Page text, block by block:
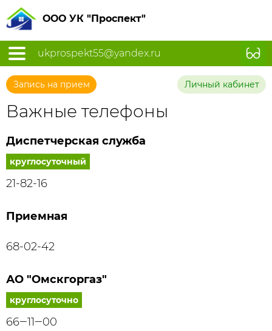
ООО УК "Проспект"
ukprospekt55@yandex.ru
Запись на прием Личный кабинет
Важные телефоны
Диспетчерская служба
круглосуточный
21-82-16
Приемная
68-02-42
АО "Омскгоргаз"
круглосуточно
66‒11‒00